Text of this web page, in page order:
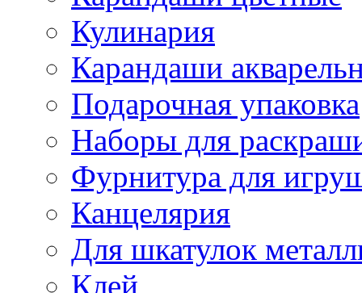
Кулинария
Карандаши
Подарочная упаковка
Наборы для
Фурнитура для
Канцелярия
Для шкатулок
Клей